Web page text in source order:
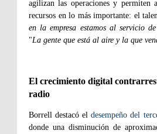
agilizan las operaciones y permiten
recursos en lo más importante: el
en la empresa estamos al servicio de
"La gente que está al aire y la que
El crecimiento digital
radio
Borrell destacó eldesempeño del
donde una disminución de